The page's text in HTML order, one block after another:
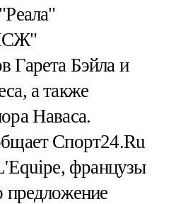
Гарета Бэйла и
а также
Наваса.
Спорт24.Ru
французы
предложение